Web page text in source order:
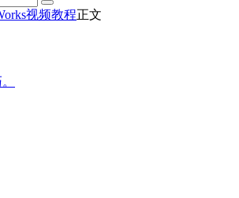
视频教程正文